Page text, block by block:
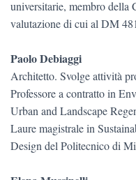
universitarie, membro della
valutazione di cui al DM
Paolo Debiaggi
Architetto. Svolge attività
Professore a contratto in
Urban and Landscape
Laure magistrale in
Design del Politecnico di